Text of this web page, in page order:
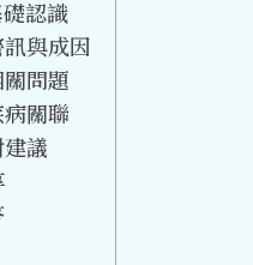
認識
與成因
問題
關聯
議